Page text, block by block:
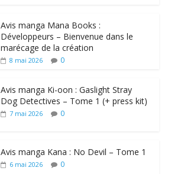
Avis manga Mana Books :
Développeurs – Bienvenue dans le
marécage de la création
8 mai 2026 0
Avis manga Ki-oon : Gaslight Stray
Dog Detectives – Tome 1 (+ press kit)
7 mai 2026 0
Avis manga Kana : No Devil – Tome 1
6 mai 2026 0